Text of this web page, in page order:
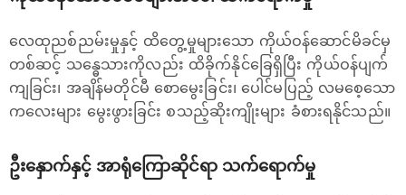
လေထုညစ်ညမ်းမှုနှင့် ထိတွေ့မှုများသော ကိုယ်ဝန်ဆောင်မိခင်မှ
တစ်ဆင့် သန္ဓေသားကိုလည်း ထိခိုက်နိုင်ခြေရှိပြီး ကိုယ်ဝန်ပျက်
ကျခြင်း၊ အချိန်မတိုင်မီ စောမွေးခြင်း၊ ပေါင်မပြည့် လမစေ့သော
ကလေးများ မွေးဖွားခြင်း စသည့်ဆိုးကျိုးများ ခံစားရနိုင်သည်။
ဦးနှောက်နှင့် အာရုံကြောဆိုင်ရာ သက်ရောက်မှု